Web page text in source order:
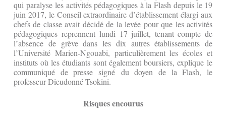
qui paralyse les activités pédagogiques à la Flash depuis le 19
juin 2017, le Conseil extraordinaire d’établissement élargi aux
chefs de classe avait décidé de la levée pour que les activités
pédagogiques reprennent lundi 17 juillet, tenant compte de
l’absence de grève dans les dix autres établissements de
l’Université Marien-Ngouabi, particulièrement les écoles et
instituts où les étudiants sont également boursiers, explique le
communiqué de presse signé du doyen de la Flash, le
professeur Dieudonné Tsokini.
Risques encourus